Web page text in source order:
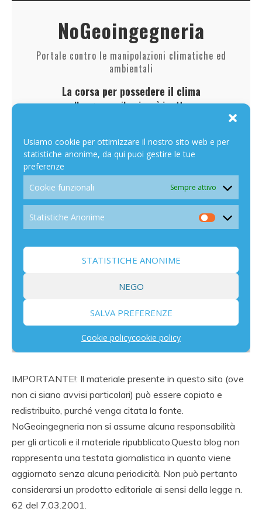
IMPORTANTE!: Il materiale presente in questo sito (ove
non ci siano avvisi particolari) può essere copiato e
redistribuito, purché venga citata la fonte.
NoGeoingegneria non si assume alcuna responsabilità
per gli articoli e il materiale ripubblicato.Questo blog non
rappresenta una testata giornalistica in quanto viene
aggiornato senza alcuna periodicità. Non può pertanto
considerarsi un prodotto editoriale ai sensi della legge n.
62 del 7.03.2001.